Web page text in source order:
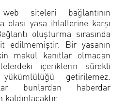
siteleri bağlantının
olası yasa ihlallerine karşı
oluşturma sırasında
edilmemiştir. Bir yasanın
makul kanıtlar olmadan
içeriklerin sürekli
getirilemez.
bunlardan haberdar